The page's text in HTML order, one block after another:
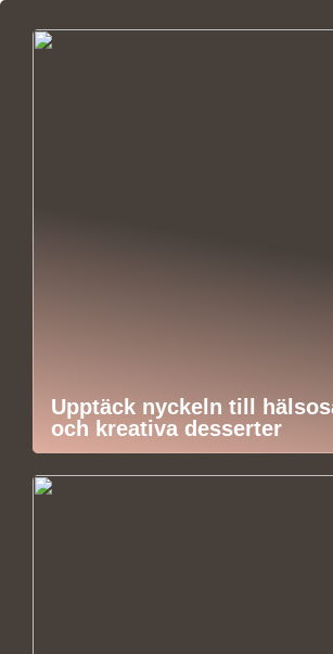
Upptäck nyckeln till
och kreativa desserter